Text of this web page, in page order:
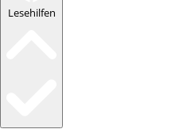
Lesehilfen